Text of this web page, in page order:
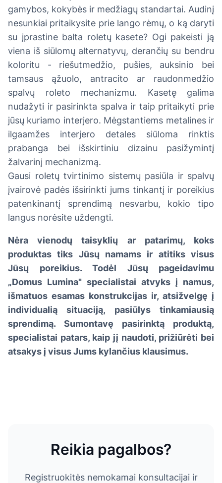
gamybos, kokybės ir medžiagų standartai. Audinį
nesunkiai pritaikysite prie lango rėmų, o ką daryti
su įprastine balta roletų kasete? Ogi pakeisti ją
viena iš siūlomų alternatyvų, derančių su bendru
koloritu - riešutmedžio, pušies, auksinio bei
tamsaus ąžuolo, antracito ar raudonmedžio
spalvų roleto mechanizmu. Kasetę galima
nudažyti ir pasirinkta spalva ir taip pritaikyti prie
jūsų kuriamo interjero. Mėgstantiems metalines ir
ilgaamžes interjero detales siūloma rinktis
prabanga bei išskirtiniu dizainu pasižymintį
žalvarinį mechanizmą.
Gausi roletų tvirtinimo sistemų pasiūla ir spalvų
įvairovė padės išsirinkti jums tinkantį ir poreikius
patenkinantį sprendimą nesvarbu, kokio tipo
langus norėsite uždengti.
Nėra vienodų taisyklių ar patarimų, koks
produktas tiks Jūsų namams ir atitiks visus
Jūsų poreikius. Todėl Jūsų pageidavimu
„Domus Lumina" specialistai atvyks į namus,
išmatuos esamas konstrukcijas ir, atsižvelgę į
individualią situaciją, pasiūlys tinkamiausią
sprendimą. Sumontavę pasirinktą produktą,
specialistai patars, kaip jį naudoti, prižiūrėti bei
atsakys į visus Jums kylančius klausimus.
Reikia pagalbos?
Registruokitės nemokamai konsultacijai ir